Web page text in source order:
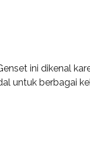
ini dikenal
untuk berbagai